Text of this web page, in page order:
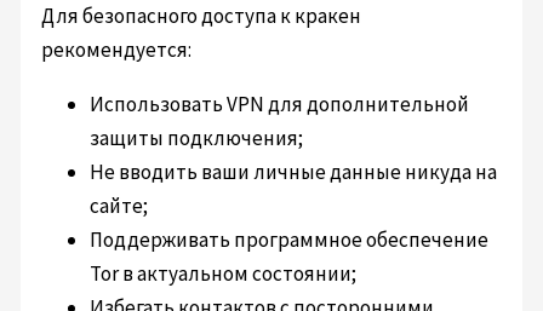
Для безопасного доступа к кракен
рекомендуется:
Использовать VPN для дополнительной
защиты подключения;
Не вводить ваши личные данные никуда на
сайте;
Поддерживать программное обеспечение
Tor в актуальном состоянии;